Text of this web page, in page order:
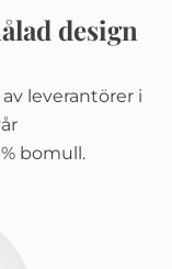
design
leverantörer i
bomull.